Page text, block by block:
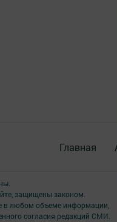
Главная
защищены законом.
в любом объеме информации,
согласия редакций СМИ.